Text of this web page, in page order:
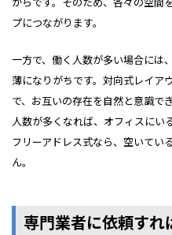
プにつながります。
一方で、働く人数が多い場合には
薄になりがちです。対向式レイア
で、お互いの存在を自然と意識で
人数が多くなれば、オフィスにい
フリーアドレス式なら、空いてい
ん。
専門業者に依頼す